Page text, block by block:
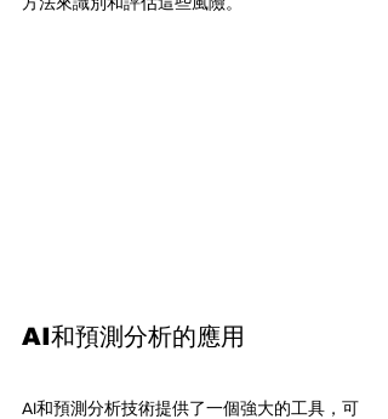
AI和預測分析的應用
AI和預測分析技術提供了一個強大的工具，可